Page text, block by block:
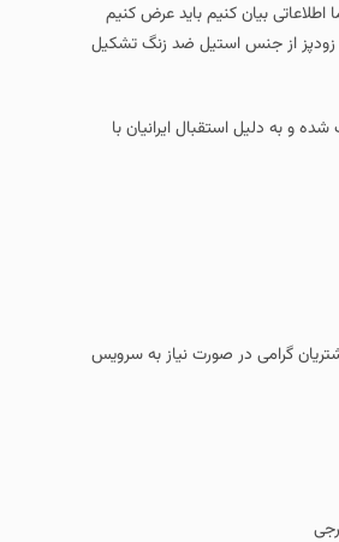
بیان کنیم باید عرض کنیم
که توان برقی آن 1000 وات و گنجایش 6 لیتر است. بدنه این زودپز از جنس استیل ضد زنگ تشکیل
ریز آشپزخانه معروف شده و به دلیل استقبال ایرانیان با
گرامی در صورت نیاز به سرویس